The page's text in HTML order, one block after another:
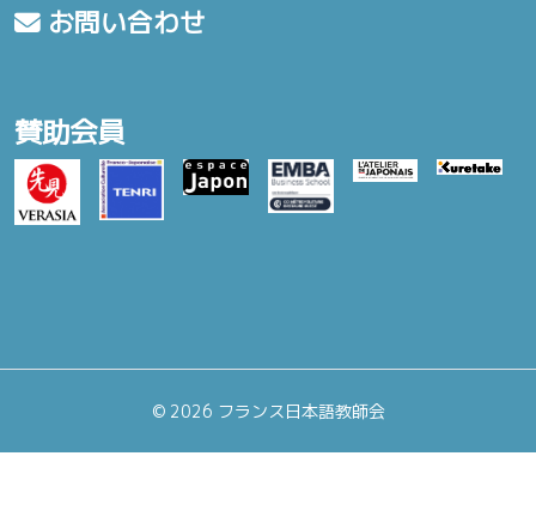
お問い合わせ
賛助会員
©2026 フランス日本語教師会